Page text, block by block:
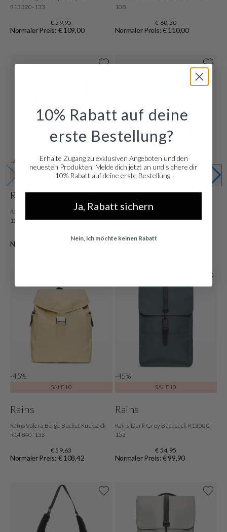
R13320-133
€ 59,95
Normaler Preis: € 109,00
108
€ 60,50
Normaler Preis: € 110,00
-45%
SALE10
Rains
Rains Depth Backpack Mini R13020-
129
€ 43,95
Normaler Preis: € 79,90
-45%
SALE10
Rains
Rains Dark Grey Rolltop Backpack
Large R14590-153
€ 76,45
-45%
SALE10
Rains
Rains Valera Beige Bucket Rucksack
R14840-133
€ 59,63
Normaler Preis: € 108,42
-45%
SALE10
Rains
Rains Dark Grey Backpack R13000-
153
€ 54,95
Normaler Preis: € 99,90
10% Rabatt auf deine
erste Bestellung?
Erhalte Zugang zu exklusiven Angeboten und den
neuesten Produkten. Melde dich jetzt an und sichere dir
10% Rabatt auf deine erste Bestellung.
Ja, Rabatt sichern
Nein, ich möchte keinen Rabatt